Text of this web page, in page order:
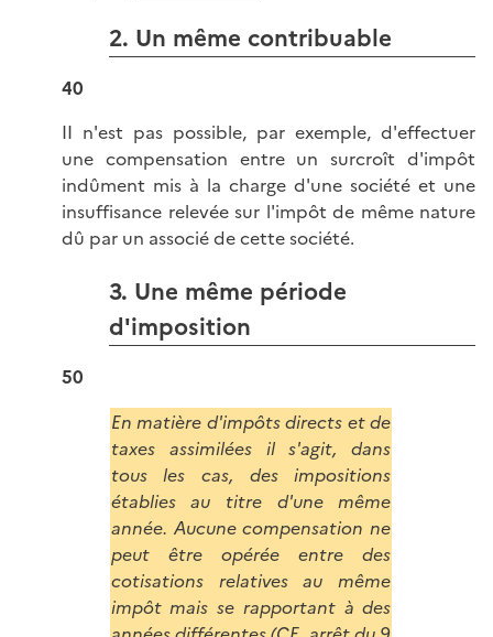
2. Un même contribuable
40
II n'est pas possible, par exemple, d'effectuer
une compensation entre un surcroît d'impôt
indûment mis à la charge d'une société et une
insuffisance relevée sur l'impôt de même nature
dû par un associé de cette société.
3. Une même période
d'imposition
50
En matière d'impôts directs et de
taxes assimilées il s'agit, dans
tous les cas, des impositions
établies au titre d'une même
année. Aucune compensation ne
peut être opérée entre des
cotisations relatives au même
impôt mais se rapportant à des